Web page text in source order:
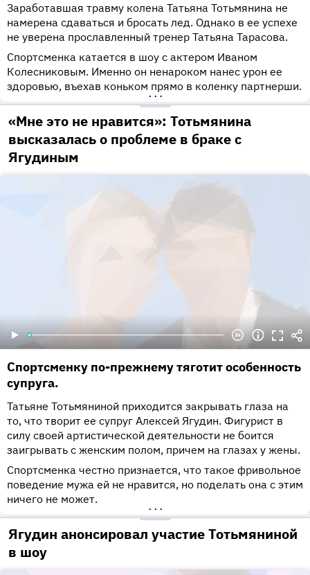
Заработавшая травму колена Татьяна Тотьмянина не
намерена сдаваться и бросать лед. Однако в ее успехе
не уверена прославленный тренер Татьяна Тарасова.
Спортсменка катается в шоу с актером Иваном
Колесниковым. Именно он ненароком нанес урон ее
здоровью, въехав коньком прямо в коленку партнерши.
•••
«Мне это не нравится»: Тотьмянина
высказалась о проблеме в браке с
Ягудиным
Спортсменку по-прежнему тяготит особенность
супруга.
Татьяне Тотьмяниной приходится закрывать глаза на
то, что творит ее супруг Алексей Ягудин. Фигурист в
силу своей артистической деятельности не боится
заигрывать с женским полом, причем на глазах у жены.
Спортсменка честно признается, что такое фривольное
поведение мужа ей не нравится, но поделать она с этим
ничего не может.
•••
Ягудин анонсировал участие Тотьмяниной
в шоу